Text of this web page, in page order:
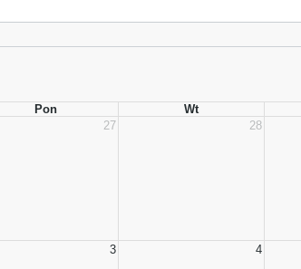
Pon Wt
27 28
3 4